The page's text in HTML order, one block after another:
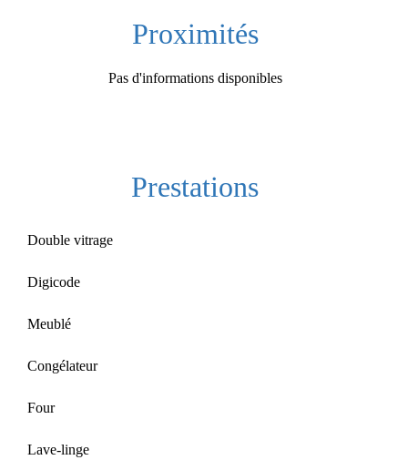
Proximités
Pas d'informations disponibles
Prestations
Double vitrage
Digicode
Meublé
Congélateur
Four
Lave-linge